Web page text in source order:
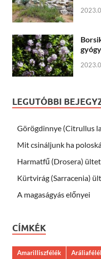
LEGUTÓBBI
Görögdinnye (Citrullus
Mit csináljunk ha
Harmatfű (Drosera)
Kürtvirág (Sarracenia)
A magaságyás előnyei
CÍMKÉK
Amarilliszfélék